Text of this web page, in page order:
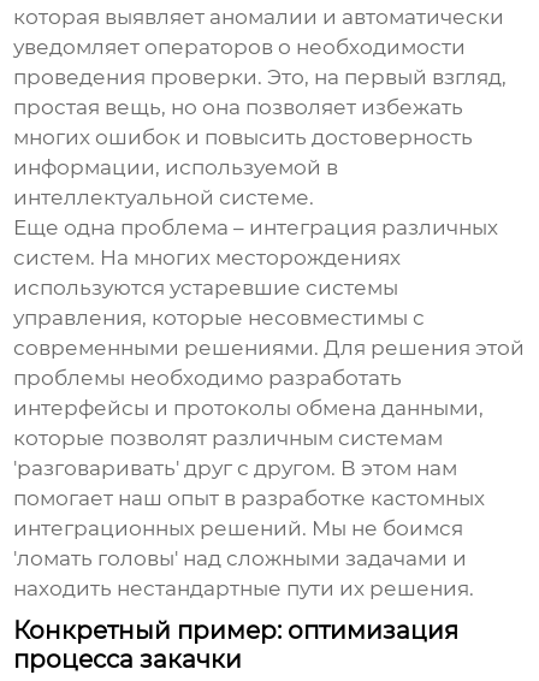
которая выявляет аномалии и автоматически
уведомляет операторов о необходимости
проведения проверки. Это, на первый взгляд,
простая вещь, но она позволяет избежать
многих ошибок и повысить достоверность
информации, используемой в
интеллектуальной системе.
Еще одна проблема – интеграция различных
систем. На многих месторождениях
используются устаревшие системы
управления, которые несовместимы с
современными решениями. Для решения этой
проблемы необходимо разработать
интерфейсы и протоколы обмена данными,
которые позволят различным системам
'разговаривать' друг с другом. В этом нам
помогает наш опыт в разработке кастомных
интеграционных решений. Мы не боимся
'ломать головы' над сложными задачами и
находить нестандартные пути их решения.
Конкретный пример: оптимизация
процесса закачки